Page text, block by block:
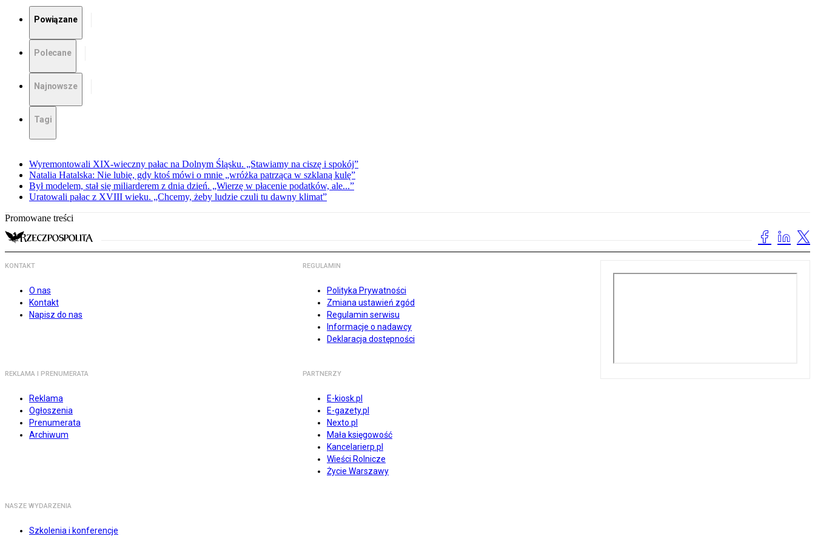
Powiązane
Polecane
Najnowsze
Tagi
Wyremontowali XIX-wieczny pałac na Dolnym Śląsku. „Stawiamy na ciszę i spokój”
Natalia Hatalska: Nie lubię, gdy ktoś mówi o mnie „wróżka patrząca w szklaną kulę”
Był modelem, stał się miliarderem z dnia dzień. „Wierzę w płacenie podatków, ale...”
Uratowali pałac z XVIII wieku. „Chcemy, żeby ludzie czuli tu dawny klimat”
Promowane treści
KONTAKT
O nas
Kontakt
Napisz do nas
REGULAMIN
Polityka Prywatności
Zmiana ustawień zgód
Regulamin serwisu
Informacje o nadawcy
Deklaracja dostępności
REKLAMA I PRENUMERATA
Reklama
Ogłoszenia
Prenumerata
Archiwum
PARTNERZY
E-kiosk.pl
E-gazety.pl
Nexto.pl
Mała księgowość
Kancelarierp.pl
Wieści Rolnicze
Życie Warszawy
NASZE WYDARZENIA
Szkolenia i konferencje